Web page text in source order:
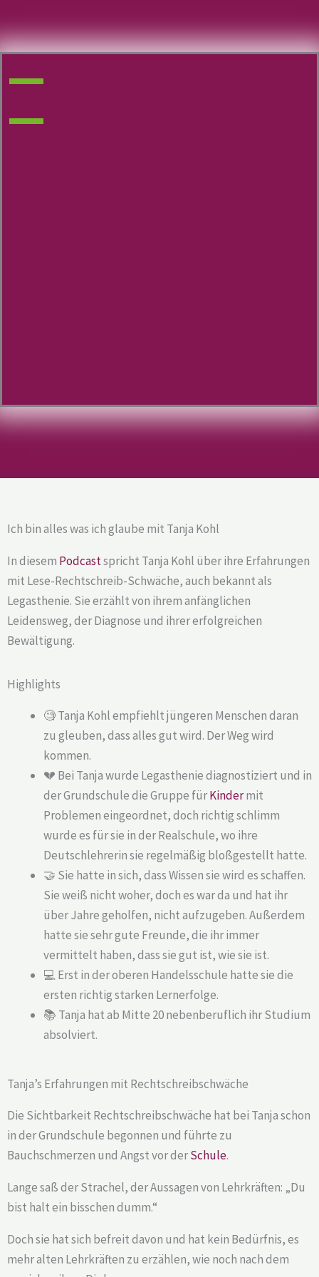
Ich bin alles was ich glaube mit Tanja Kohl
In diesem Podcastspricht Tanja Kohl über ihre Erfahrungen
mit Lese-Rechtschreib-Schwäche, auch bekannt als
Legasthenie. Sie erzählt von ihrem anfänglichen
Leidensweg, der Diagnose und ihrer erfolgreichen
Bewältigung.
Highlights
🧐 Tanja Kohl empfiehlt jüngeren Menschen daran
zu gleuben, dass alles gut wird. Der Weg wird
kommen.
💔 Bei Tanja wurde Legasthenie diagnostiziert und in
der Grundschule die Gruppe fürKindermit
Problemen eingeordnet, doch richtig schlimm
wurde es für sie in der Realschule, wo ihre
Deutschlehrerin sie regelmäßig bloßgestellt hatte.
🤝 Sie hatte in sich, dass Wissen sie wird es schaffen.
Sie weiß nicht woher, doch es war da und hat ihr
über Jahre geholfen, nicht aufzugeben. Außerdem
hatte sie sehr gute Freunde, die ihr immer
vermittelt haben, dass sie gut ist, wie sie ist.
💻 Erst in der oberen Handelsschule hatte sie die
ersten richtig starken Lernerfolge.
📚 Tanja hat ab Mitte 20 nebenberuflich ihr Studium
absolviert.
Tanja’s Erfahrungen mit Rechtschreibschwäche
Die Sichtbarkeit Rechtschreibschwäche hat bei Tanja schon
in der Grundschule begonnen und führte zu
Bauchschmerzen und Angst vor derSchule.
Lange saß der Strachel, der Aussagen von Lehrkräften: „Du
bist halt ein bisschen dumm.“
Doch sie hat sich befreit davon und hat kein Bedürfnis, es
mehr alten Lehrkräften zu erzählen, wie noch nach dem